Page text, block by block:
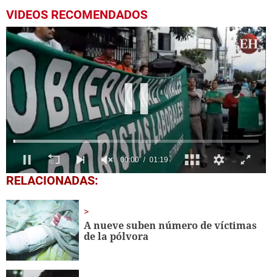
VIDEOS RECOMENDADOS
0
seconds
1
minute,
19
seconds
RELACIONADAS:
A nueve suben número de víctimas
de la pólvora